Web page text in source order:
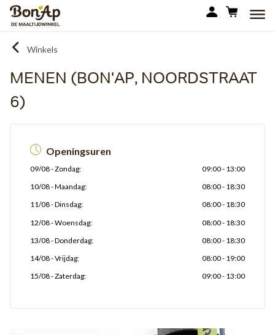
Overslaan
gaan
Winkels
MENEN (BON'AP, NOORDSTRAAT
6)
Openingsuren
09/08 Zondag:
09:00 - 13:00
10/08 Maandag:
08:00 - 18:30
11/08 Dinsdag:
08:00 - 18:30
12/08 Woensdag:
08:00 - 18:30
13/08 Donderdag:
08:00 - 18:30
14/08 Vrijdag:
08:00 - 19:00
15/08 Zaterdag: 09:00 - 13:00